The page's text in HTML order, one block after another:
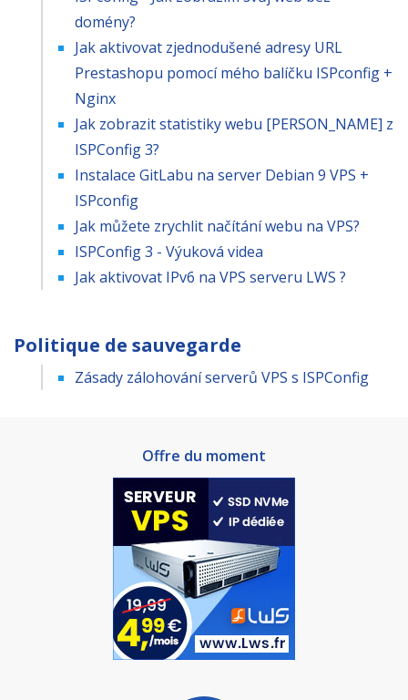
domény?
Jak aktivovat zjednodušené adresy URL
Prestashopu pomocí mého balíčku ISPconfig +
Nginx
Jak zobrazit statistiky webu [PERSON_NAME] z
ISPConfig 3?
Instalace GitLabu na server Debian 9 VPS +
ISPconfig
Jak můžete zrychlit načítání webu na VPS?
ISPConfig 3 - Výuková videa
Jak aktivovat IPv6 na VPS serveru LWS ?
Politique de sauvegarde
Zásady zálohování serverů VPS s ISPConfig
Offre du moment